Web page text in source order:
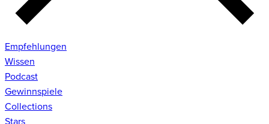
Empfehlungen
Wissen
Podcast
Gewinnspiele
Collections
Stars